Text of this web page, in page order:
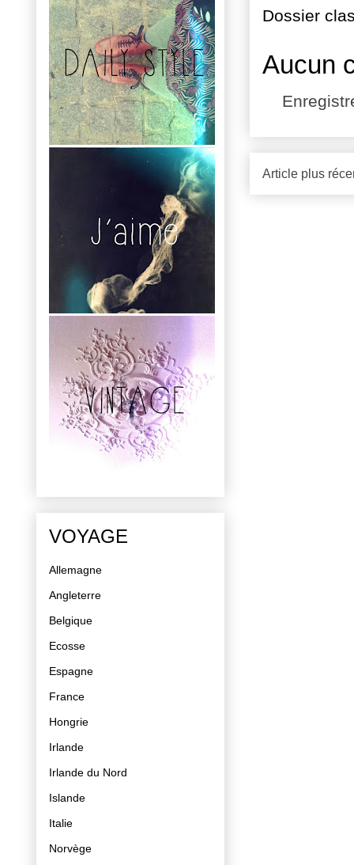
Dossier
Aucun
Article plus
VOYAGE
Allemagne
Angleterre
Belgique
Ecosse
Espagne
France
Hongrie
Irlande
Irlande du Nord
Islande
Italie
Norvège